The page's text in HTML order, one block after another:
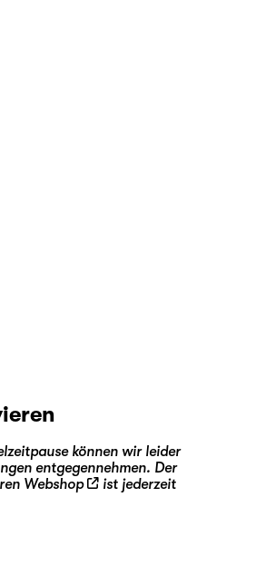
können wir leider
entgegennehmen. Der
Webshop
ist jederzeit